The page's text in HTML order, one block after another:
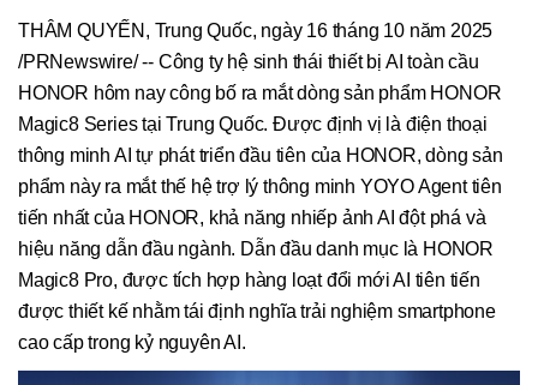
THÂM QUYẾN, Trung Quốc, ngày 16 tháng 10 năm 2025
/PRNewswire/ -- Công ty hệ sinh thái thiết bị AI toàn cầu
HONOR hôm nay công bố ra mắt dòng sản phẩm HONOR
Magic8 Series tại Trung Quốc. Được định vị là điện thoại
thông minh AI tự phát triển đầu tiên của HONOR, dòng sản
phẩm này ra mắt thế hệ trợ lý thông minh YOYO Agent tiên
tiến nhất của HONOR, khả năng nhiếp ảnh AI đột phá và
hiệu năng dẫn đầu ngành. Dẫn đầu danh mục là HONOR
Magic8 Pro, được tích hợp hàng loạt đổi mới AI tiên tiến
được thiết kế nhằm tái định nghĩa trải nghiệm smartphone
cao cấp trong kỷ nguyên AI.